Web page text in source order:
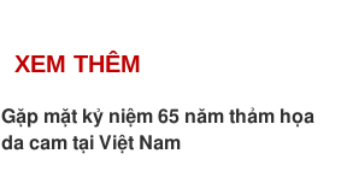
XEM THÊM
Gặp mặt kỷ niệm 65 năm thảm họa
da cam tại Việt Nam